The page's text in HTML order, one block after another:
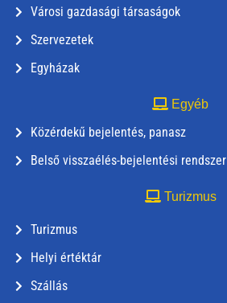
Városi gazdasági társaságok
Szervezetek
Egyházak
Egyéb
Közérdekű bejelentés, panasz
Belső visszaélés-bejelentési rendszer
Turizmus
Turizmus
Helyi értéktár
Szállás